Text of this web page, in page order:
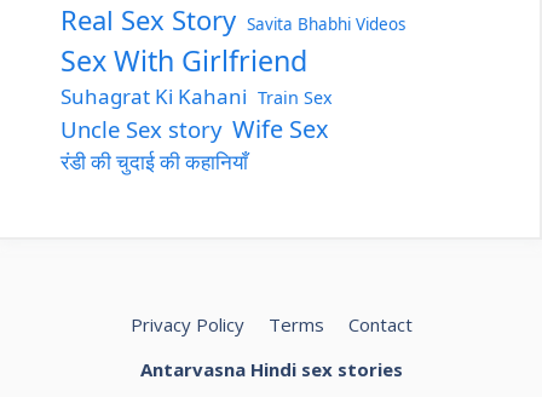
Real Sex Story Savita Bhabhi Videos
Sex With Girlfriend
Suhagrat Ki Kahani Train Sex
Uncle Sex story Wife Sex
रंडी की चुदाई की कहानियाँ
Privacy Policy Terms
Contact
Antarvasna Hindi sex stories